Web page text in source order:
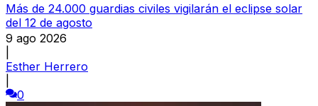
Más de 24.000 guardias civiles vigilarán el eclipse solar
del 12 de agosto
9 ago 2026
Esther Herrero
0